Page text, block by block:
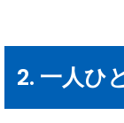
2. 一人ひ